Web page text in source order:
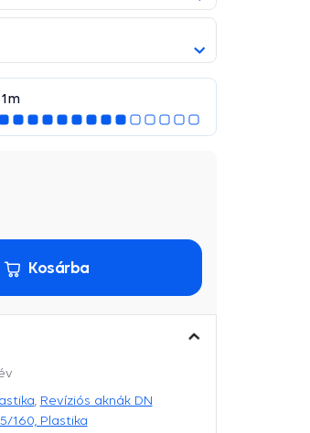
m
Kosárba
Revíziós aknák DN
160, Plastika